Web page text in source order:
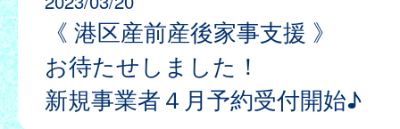
《 港区産前産後家事支援 》
お待たせしました！
新規事業者４月予約受付開始♪